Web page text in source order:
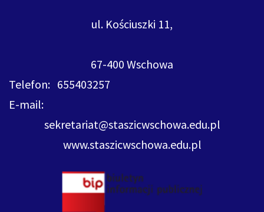
ul. Kościuszki 11,
67-400 Wschowa
Telefon: 655403257
E-mail:
sekretariat@staszicwschowa.edu.pl
www.staszicwschowa.edu.pl